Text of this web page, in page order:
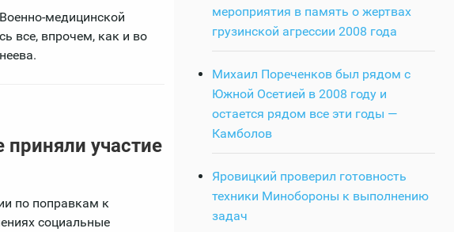
медицинской
все, впрочем, как и во
участие
по поправкам к
социальные
мероприятия в память о жертвах
грузинской агрессии 2008 года
Михаил Пореченков был рядом с
Южной Осетией в 2008 году и
остается рядом все эти годы —
Камболов
Яровицкий проверил готовность
техники Минобороны к выполнению
задач